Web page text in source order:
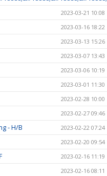
2023-03-21 10:08
2023-03-16 18:22
2023-03-13 15:26
2023-03-07 13:43
2023-03-06 10:19
2023-03-01 11:30
2023-02-28 10:00
2023-02-27 09:46
- H/B 2023-02-22 07:24
2023-02-20 09:54
2023-02-16 11:19
2023-02-16 08:11